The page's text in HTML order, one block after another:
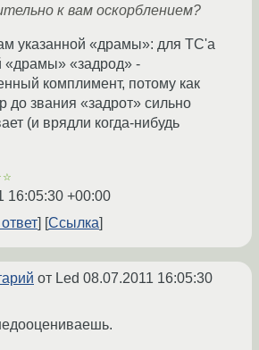
к вам оскорблением?
указанной «драмы»: для ТС'а
«драмы» «задрод» -
комплимент, потому как
до звания «задрот» сильно
(и врядли когда-нибудь
16:05:30 +00:00
Ссылка
от Led 08.07.2011 16:05:30